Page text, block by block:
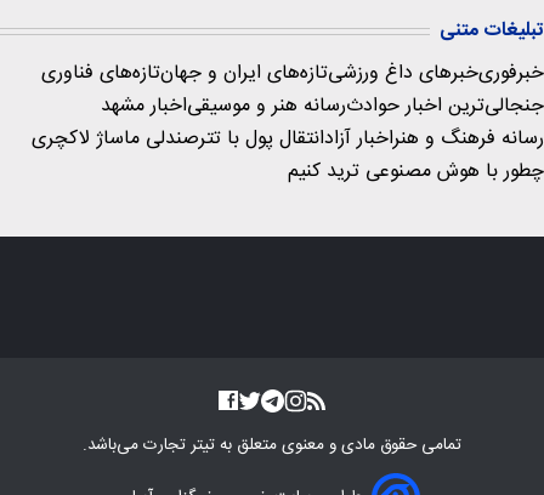
تبلیغات متنی
خبرفوریخبرهای داغ ورزشیتازه‌های ایران و جهانتازه‌های فناوری
جنجالی‌ترین اخبار حوادثرسانه هنر و موسیقیاخبار مشهد
رسانه فرهنگ و هنراخبار آزادانتقال پول با تترصندلی ماساژ لاکچری
چطور با هوش مصنوعی ترید کنیم
تمامی حقوق مادی و معنوی متعلق بهتیتر تجارتمی‌باشد.